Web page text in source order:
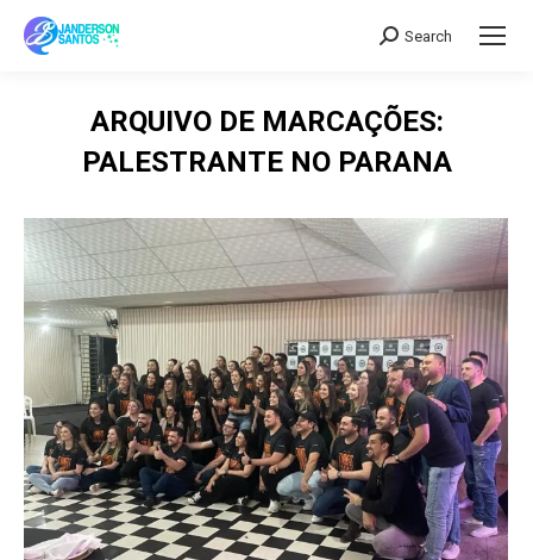
Search:
Search
ARQUIVO DE MARCAÇÕES:
PALESTRANTE NO PARANA